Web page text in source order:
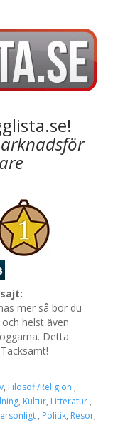
mer så bör du
helst även
Detta
, Filosofi/Religion ,
, Kultur, Litteratur ,
, Politik, Resor,